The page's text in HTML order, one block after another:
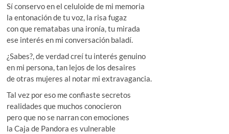
Sí conservo en el celuloide de mi memoria
la entonación de tu voz, la risa fugaz
con que rematabas una ironía, tu mirada
ese interés en mi conversación baladí.
¿Sabes?, de verdad creí tu interés genuino
en mi persona, tan lejos de los desaires
de otras mujeres al notar mi extravagancia.
Tal vez por eso me confiaste secretos
realidades que muchos conocieron
pero que no se narran con emociones
la Caja de Pandora es vulnerable